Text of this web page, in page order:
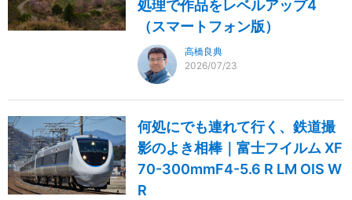
処理で作品をレベルアップ4
（スマートフォン版）
高橋良典
2026/07/23
何処にでも連れて行く、鉄道撮
影のよき相棒｜富士フイルム XF
70-300mmF4-5.6 R LM OIS W
R